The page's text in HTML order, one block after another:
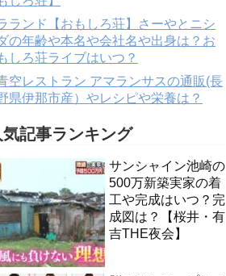
ランド【おもしろ荘】さーやとニシ
の年齢や本名や会社名や出身は？お
しろ荘ライブはいつ？
空レストラン アマランサスの通販(長
県伊那市産）やレシピや栄養は？
気記事ランキング
サンシャイン池崎の
500万新築実家の着
工や完成はいつ？完
成図は？【桜井・有
吉THE夜会】